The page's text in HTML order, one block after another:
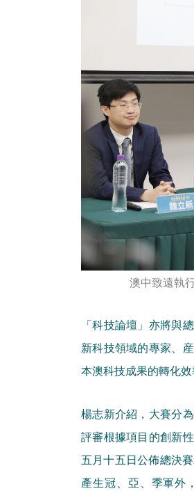
澳中致遠執
「科技論壇」亦將與
新科技領域的專家、
本澳科技成果的轉化效
楊志新介紹，大賽分
評審根據項目的創新
五月十五日公佈總決
產生冠、亞、季軍外